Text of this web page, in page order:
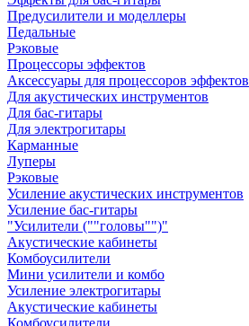
Предусилители и моделлеры
Педальные
Рэковые
Процессоры эффектов
Аксессуары для процессоров эффектов
Для акустических инструментов
Для бас-гитары
Для электрогитары
Карманные
Луперы
Рэковые
Усиление акустических инструментов
Усиление бас-гитары
"Усилители (""головы"")"
Акустические кабинеты
Комбоусилители
Мини усилители и комбо
Усиление электрогитары
Акустические кабинеты
Комбоусилители